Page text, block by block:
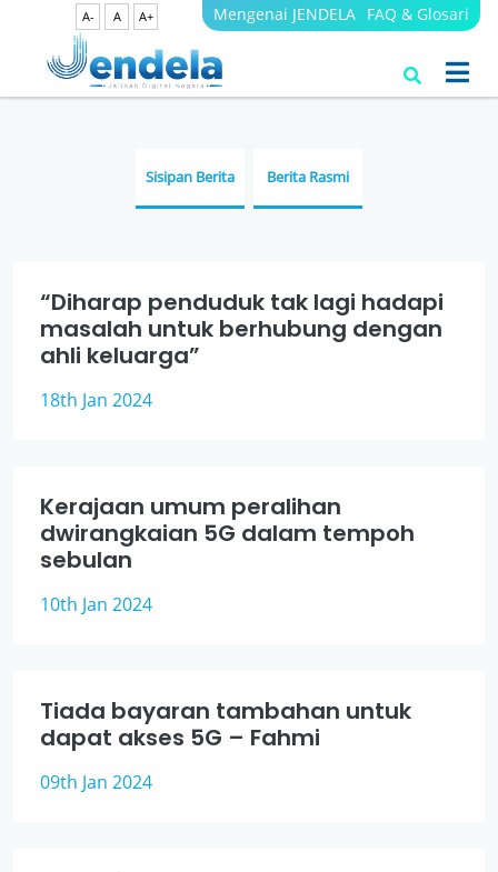
A- A A+ Mengenai JENDELA FAQ & Glosari
Berita
Sisipan Berita Berita Rasmi
“Diharap penduduk tak lagi hadapi
masalah untuk berhubung dengan
ahli keluarga”
18th Jan 2024
Kerajaan umum peralihan
dwirangkaian 5G dalam tempoh
sebulan
10th Jan 2024
Tiada bayaran tambahan untuk
dapat akses 5G – Fahmi
09th Jan 2024